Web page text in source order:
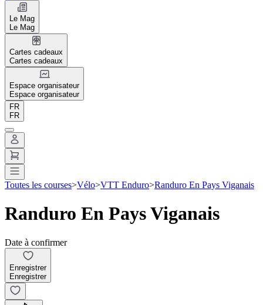
Le Mag
Le Mag
Cartes cadeaux
Cartes cadeaux
Espace organisateur
Espace organisateur
FR
FR
Toutes les courses>Vélo>VTT Enduro>Randuro En Pays Viganais
Randuro En Pays Viganais
Date à confirmer
Enregistrer
Enregistrer